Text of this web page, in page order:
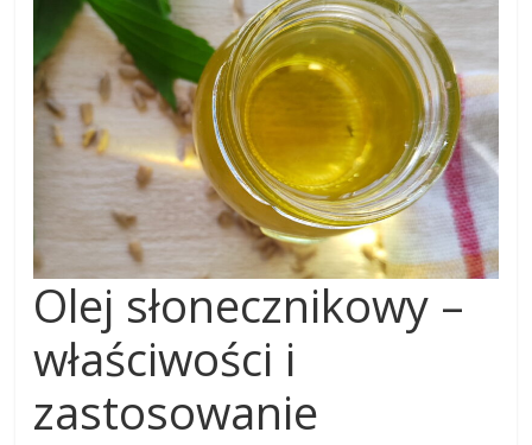
Olej słonecznikowy –
właściwości i
zastosowanie